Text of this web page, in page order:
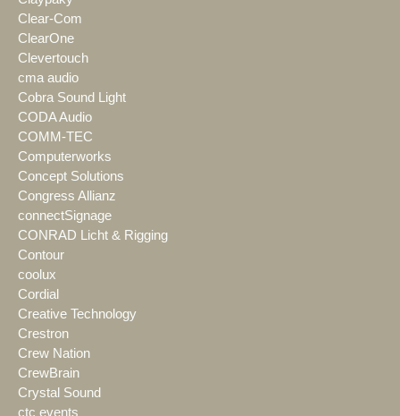
Clear-Com
ClearOne
Clevertouch
cma audio
Cobra Sound Light
CODA Audio
COMM-TEC
Computerworks
Concept Solutions
Congress Allianz
connectSignage
CONRAD Licht & Rigging
Contour
coolux
Cordial
Creative Technology
Crestron
Crew Nation
CrewBrain
Crystal Sound
ctc events